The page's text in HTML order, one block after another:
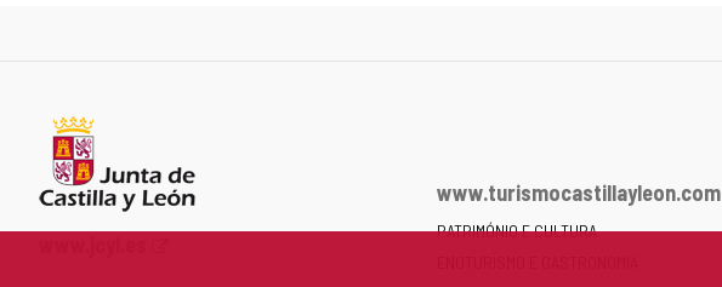
www.turismocastillayleon.com
PATRIMÓNIO E CULTURA